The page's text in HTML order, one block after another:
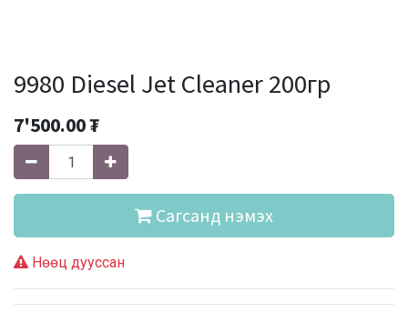
9980 Diesel Jet Cleaner 200гр
7'500.00₮
Сагсанд нэмэх
Нөөц дууссан